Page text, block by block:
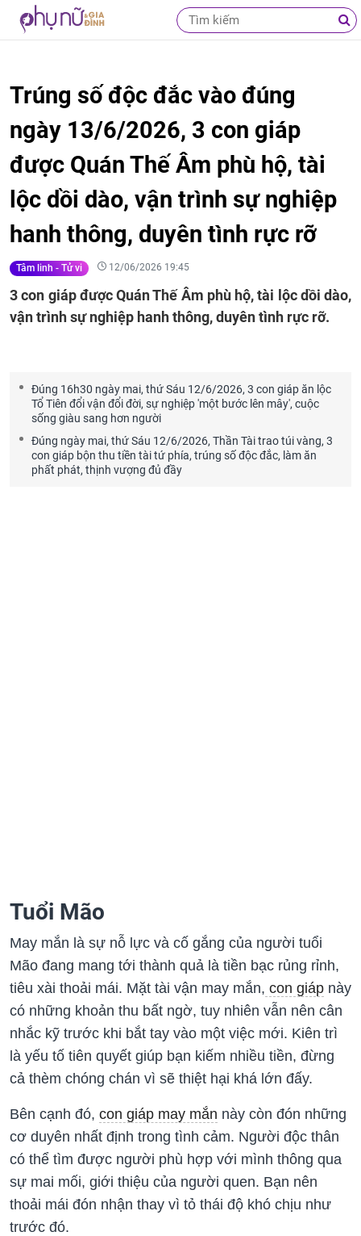
Trúng số độc đắc vào đúng
ngày 13/6/2026, 3 con giáp
được Quán Thế Âm phù hộ, tài
lộc dồi dào, vận trình sự nghiệp
hanh thông, duyên tình rực rỡ
Tâm linh - Tử vi 12/06/2026 19:45
3 con giáp được Quán Thế Âm phù hộ, tài lộc dồi dào,
vận trình sự nghiệp hanh thông, duyên tình rực rỡ.
Đúng 16h30 ngày mai, thứ Sáu 12/6/2026, 3 con giáp ăn lộc
Tổ Tiên đổi vận đổi đời, sự nghiệp 'một bước lên mây', cuộc
sống giàu sang hơn người
Đúng ngày mai, thứ Sáu 12/6/2026, Thần Tài trao túi vàng, 3
con giáp bộn thu tiền tài tứ phía, trúng số độc đắc, làm ăn
phất phát, thịnh vượng đủ đầy
Tuổi Mão
May mắn là sự nỗ lực và cố gắng của người tuổi
Mão đang mang tới thành quả là tiền bạc rủng rỉnh,
tiêu xài thoải mái. Mặt tài vận may mắn, con giáp này
có những khoản thu bất ngờ, tuy nhiên vẫn nên cân
nhắc kỹ trước khi bắt tay vào một việc mới. Kiên trì
là yếu tố tiên quyết giúp bạn kiếm nhiều tiền, đừng
cả thèm chóng chán vì sẽ thiệt hại khá lớn đấy.
Bên cạnh đó, con giáp may mắn này còn đón những
cơ duyên nhất định trong tình cảm. Người độc thân
có thể tìm được người phù hợp với mình thông qua
sự mai mối, giới thiệu của người quen. Bạn nên
thoải mái đón nhận thay vì tỏ thái độ khó chịu như
trước đó.